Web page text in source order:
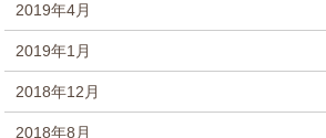
2019年4月
2019年1月
2018年12月
2018年8月